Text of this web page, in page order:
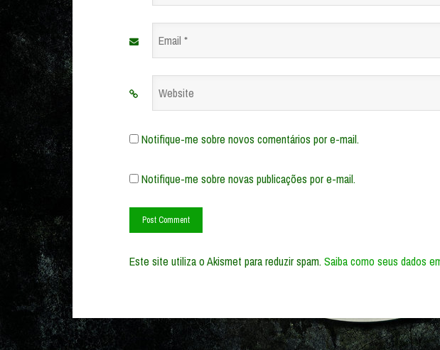
Email
Website
Notifique-me sobre novos comentários por e-mail.
Notifique-me sobre novas publicações por e-mail.
Este site utiliza o Akismet para reduzir spam.Saiba como seus dados